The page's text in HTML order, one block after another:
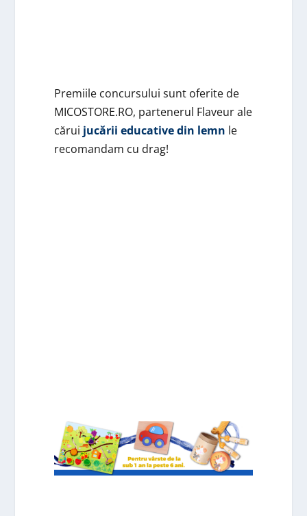
Premiile concursului sunt oferite de
MICOSTORE.RO, partenerul Flaveur ale
cărui jucării educative din lemn le
recomandam cu drag!